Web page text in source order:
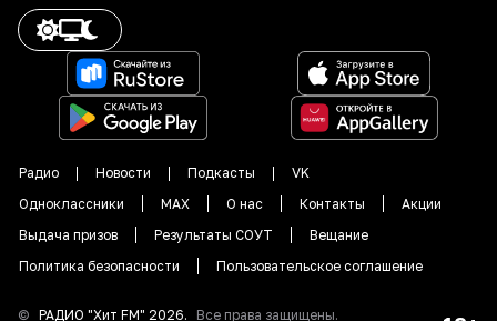
Радио Новости Подкасты
VK
Одноклассники
MAX О нас Контакты
Акции
Выдача призов
Результаты СОУТ
Вещание
Политика безопасности
Пользовательское соглашение
© РАДИО "Хит FM" 2026. Все права защищены.